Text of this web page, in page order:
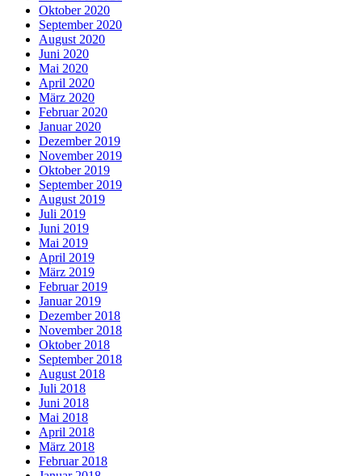
Oktober 2020
September 2020
August 2020
Juni 2020
Mai 2020
April 2020
März 2020
Februar 2020
Januar 2020
Dezember 2019
November 2019
Oktober 2019
September 2019
August 2019
Juli 2019
Juni 2019
Mai 2019
April 2019
März 2019
Februar 2019
Januar 2019
Dezember 2018
November 2018
Oktober 2018
September 2018
August 2018
Juli 2018
Juni 2018
Mai 2018
April 2018
März 2018
Februar 2018